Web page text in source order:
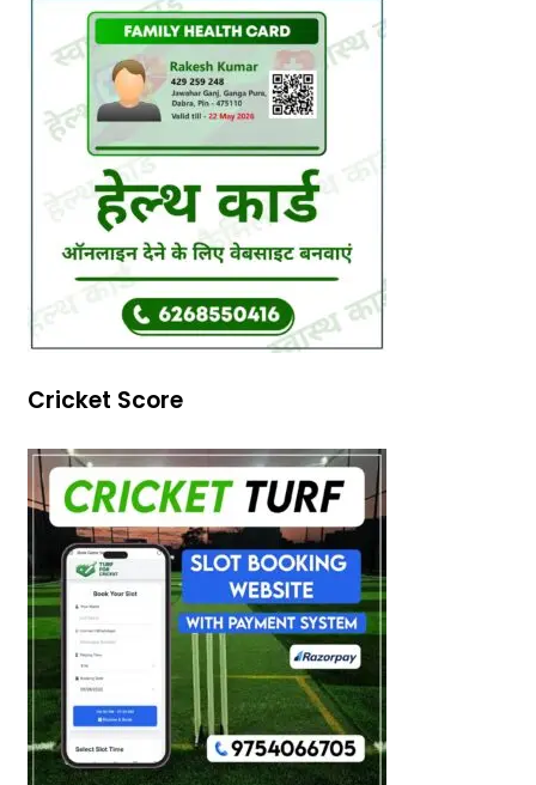
Cricket Score